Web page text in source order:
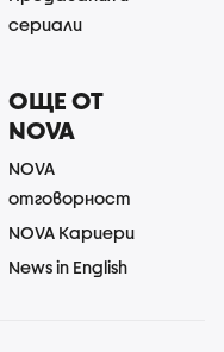
сериали
ОЩЕ ОТ
NOVA
NOVA
отговорност
NOVA Кариери
News in English